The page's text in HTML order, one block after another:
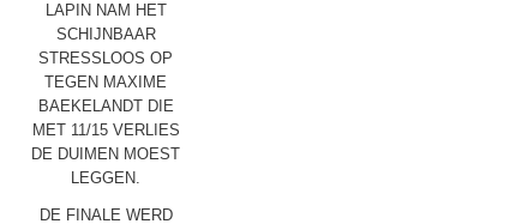
LAPIN NAM HET
SCHIJNBAAR
STRESSLOOS OP
TEGEN MAXIME
BAEKELANDT DIE
MET 11/15 VERLIES
DE DUIMEN MOEST
LEGGEN.
DE FINALE WERD